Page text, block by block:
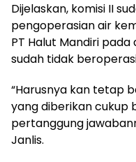
Dijelaskan, komisi II
pengoperasian air
PT Halut Mandiri
sudah tidak
“Harusnya kan tetap
yang diberikan cukup
pertanggung
Janlis.